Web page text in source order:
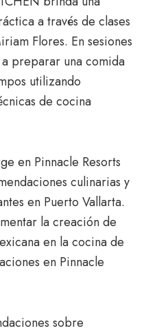
a través de clases
Flores. En sesiones
preparar una comida
utilizando
de cocina
en Pinnacle Resorts
culinarias y
en Puerto Vallarta.
la creación de
en la cocina de
en Pinnacle
sobre